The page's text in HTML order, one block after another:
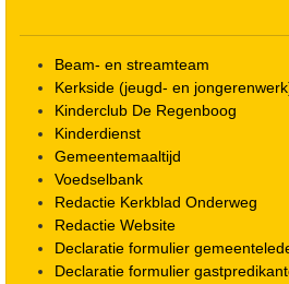
Beam- en streamteam
Kerkside (jeugd- en
Kinderclub De Regenboog
Kinderdienst
Gemeentemaaltijd
Voedselbank
Redactie Kerkblad Onderweg
Redactie Website
Declaratie formulier
Declaratie formulier